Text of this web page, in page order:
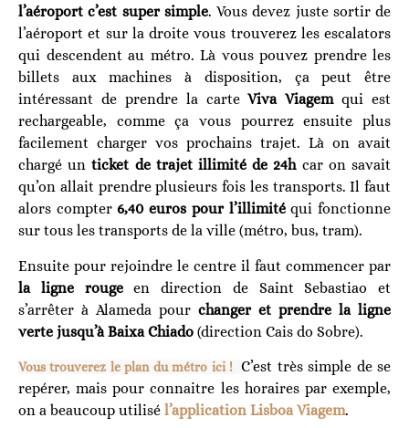
l’aéroport c’est super simple. Vous devez juste sortir de
l’aéroport et sur la droite vous trouverez les escalators
qui descendent au métro. Là vous pouvez prendre les
billets aux machines à disposition, ça peut être
intéressant de prendre la carteViva Viagemqui est
rechargeable, comme ça vous pourrez ensuite plus
facilement charger vos prochains trajet. Là on avait
chargé unticket de trajet illimité de 24hcar on savait
qu’on allait prendre plusieurs fois les transports. Il faut
alors compter6,40 euros pour l’illimitéqui fonctionne
sur tous les transports de la ville (métro, bus, tram).
Ensuite pour rejoindre le centre il faut commencer par
la ligne rougeen direction de Saint Sebastiao et
s’arrêter à Alameda pour changer et prendre la ligne
verte jusqu’à Baixa Chiado (direction Cais do Sobre).
Vous trouverez le plan du métro ici ! C’est très simple de se
repérer, mais pour connaitre les horaires par exemple,
on a beaucoup utilisé l’application Lisboa Viagem.